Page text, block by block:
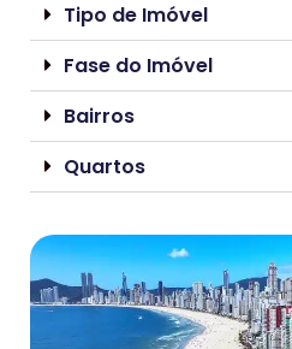
Tipo de Imóvel
Fase do Imóvel
Bairros
Quartos